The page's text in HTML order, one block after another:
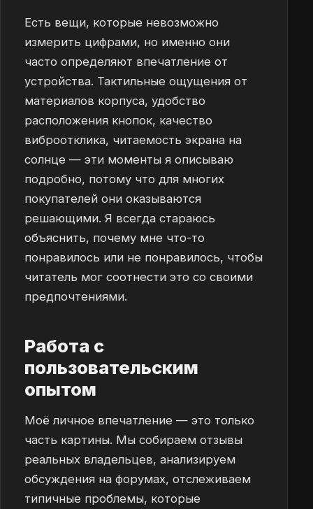
Есть вещи, которые невозможно
измерить цифрами, но именно они
часто определяют впечатление от
устройства. Тактильные ощущения от
материалов корпуса, удобство
расположения кнопок, качество
виброотклика, читаемость экрана на
солнце — эти моменты я описываю
подробно, потому что для многих
покупателей они оказываются
решающими. Я всегда стараюсь
объяснить, почему мне что-то
понравилось или не понравилось, чтобы
читатель мог соотнести это со своими
предпочтениями.
Работа с
пользовательским
опытом
Моё личное впечатление — это только
часть картины. Мы собираем отзывы
реальных владельцев, анализируем
обсуждения на форумах, отслеживаем
типичные проблемы, которые